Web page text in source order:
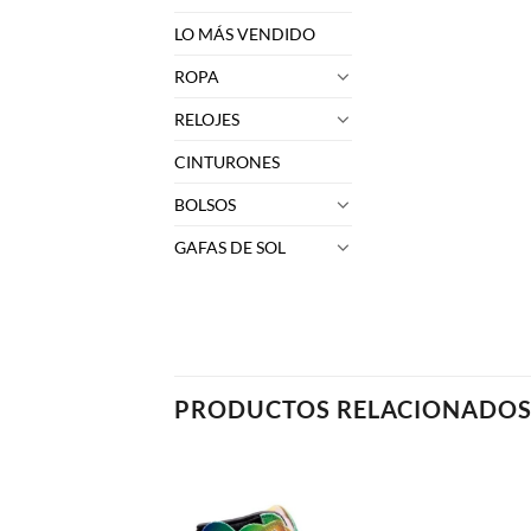
LO MÁS VENDIDO
ROPA
RELOJES
CINTURONES
BOLSOS
GAFAS DE SOL
PRODUCTOS RELACIONADOS